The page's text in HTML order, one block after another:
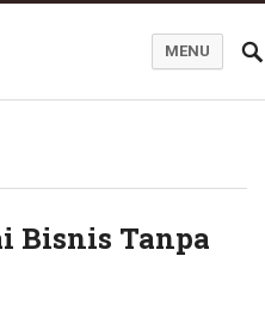
MENU
Bisnis Tanpa